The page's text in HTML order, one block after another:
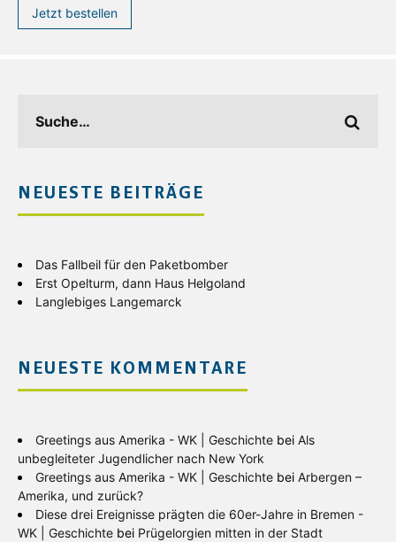
Jetzt bestellen
NEUESTE BEITRÄGE
Das Fallbeil für den Paketbomber
Erst Opelturm, dann Haus Helgoland
Langlebiges Langemarck
NEUESTE KOMMENTARE
Greetings aus Amerika - WK | Geschichte bei Als
unbegleiteter Jugendlicher nach New York
Greetings aus Amerika - WK | Geschichte bei Arbergen –
Amerika, und zurück?
Diese drei Ereignisse prägten die 60er-Jahre in Bremen -
WK | Geschichte bei Prügelorgien mitten in der Stadt